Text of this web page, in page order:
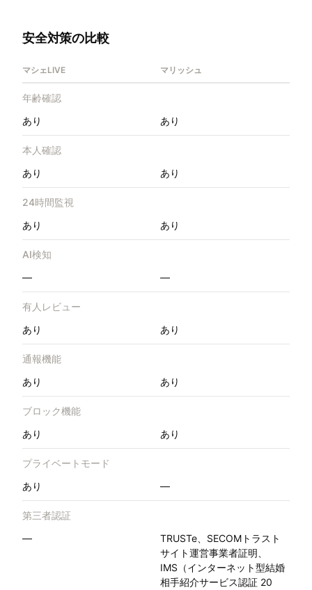
安全対策の比較
マシェLIVE マリッシュ
年齢確認
あり
あり
本人確認
あり
あり
24時間監視
あり
あり
AI検知
—
—
有人レビュー
あり
あり
通報機能
あり
あり
ブロック機能
あり
あり
プライベートモード
あり
—
第三者認証
—
TRUSTe、SECOMトラスト
サイト運営事業者証明、
IMS（インターネット型結婚
相手紹介サービス認証 20